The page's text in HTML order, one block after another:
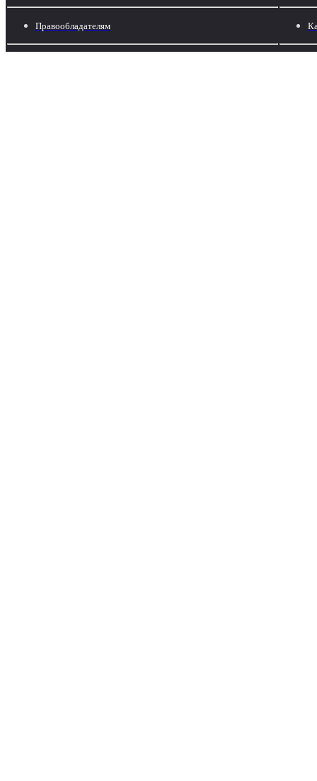
Правообладателям